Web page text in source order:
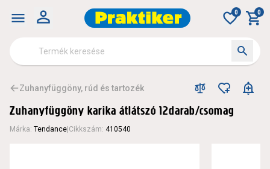
0 0
Zuhanyfüggöny, rúd és tartozék
Zuhanyfüggöny karika átlátszó 12darab/csomag
Márka: Tendance Cikkszám: 410540
Zuhanyfüggöny karika átlátszó 12darab/csomag -